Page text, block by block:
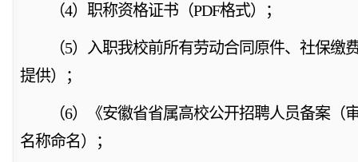
（4）职称资格证书（PDF格式）；
（5）入职我校前所有劳动合同原件、社保缴
提供）；
（6） 《安徽省省属高校公开招聘人员备案（
名称命名）；